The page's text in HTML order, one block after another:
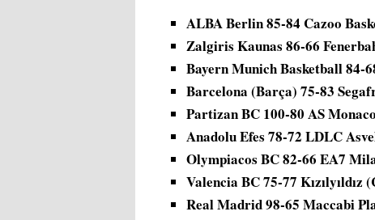
ALBA Berlin 85-84 Cazoo
Zalgiris Kaunas 86-66
Bayern Munich Basketball 84-
Barcelona (Barça) 75-83
Partizan BC 100-80 AS Monaco
Anadolu Efes 78-72 LDLC
Olympiacos BC 82-66 EA7
Valencia BC 75-77 Kızılyıldız
Real Madrid 98-65 Maccabi